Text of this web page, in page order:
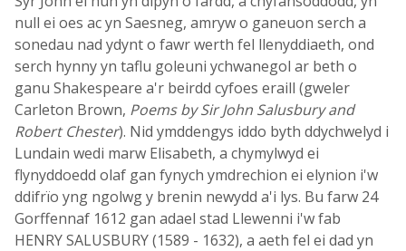
null ei oes ac yn Saesneg, amryw o ganeuon serch a
sonedau nad ydynt o fawr werth fel llenyddiaeth, ond
serch hynny yn taflu goleuni ychwanegol ar beth o
ganu Shakespeare a'r beirdd cyfoes eraill (gweler
Carleton Brown, Poems by Sir John Salusbury and
Robert Chester). Nid ymddengys iddo byth ddychwelyd i
Lundain wedi marw Elisabeth, a chymylwyd ei
flynyddoedd olaf gan fynych ymdrechion ei elynion i'w
ddifrïo yng ngolwg y brenin newydd a'i lys. Bu farw 24
Gorffennaf 1612 gan adael stad Llewenni i'w fab
HENRY SALUSBURY (1589 - 1632), a aeth fel ei dad yn